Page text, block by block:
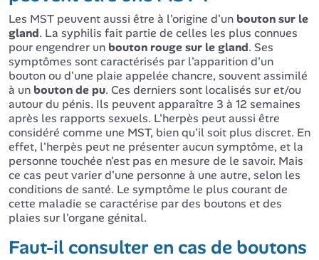
Les MST peuvent aussi être à l'origine d'un bouton sur le
gland. La syphilis fait partie de celles les plus connues
pour engendrer un bouton rouge sur le gland. Ses
symptômes sont caractérisés par l'apparition d'un
bouton ou d'une plaie appelée chancre, souvent assimilé
à un bouton de pu. Ces derniers sont localisés sur et/ou
autour du pénis. Ils peuvent apparaître 3 à 12 semaines
après les rapports sexuels. L'herpès peut aussi être
considéré comme une MST, bien qu'il soit plus discret. En
effet, l'herpès peut ne présenter aucun symptôme, et la
personne touchée n'est pas en mesure de le savoir. Mais
ce cas peut varier d'une personne à une autre, selon les
conditions de santé. Le symptôme le plus courant de
cette maladie se caractérise par des boutons et des
plaies sur l'organe génital.
Faut-il consulter en cas de boutons